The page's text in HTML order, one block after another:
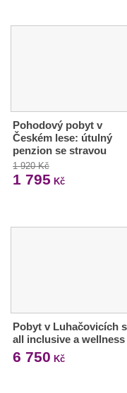
Pohodový pobyt v
Českém lese: útulný
penzion se stravou
1 920 Kč
1 795 Kč
Pobyt v Luhačovicích s
all inclusive a wellness
6 750 Kč